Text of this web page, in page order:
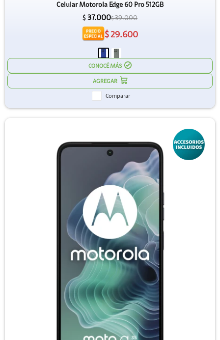
Celular Motorola Edge 60 Pro 512GB
$ 37.000$39.000
$ 29.600
CONOCÉ MÁS
Comparar